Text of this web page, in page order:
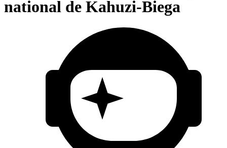
national de Kahuzi-Biega